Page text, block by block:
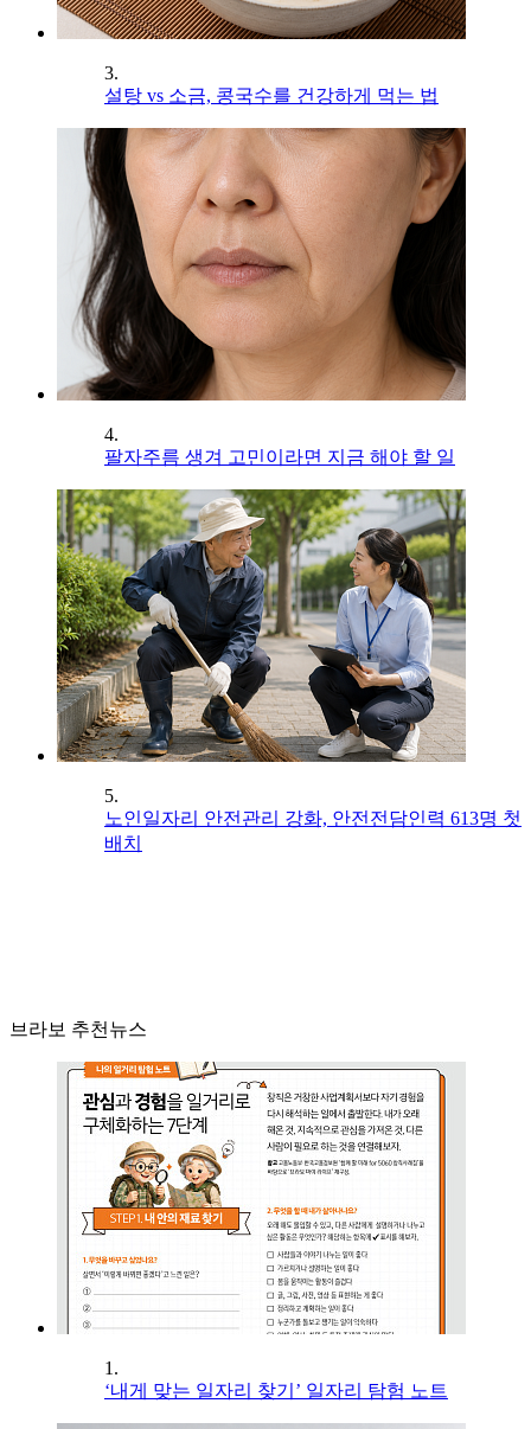
3.
설탕 vs 소금, 콩국수를 건강하게 먹는 법
4.
팔자주름 생겨 고민이라면 지금 해야 할 일
5.
노인일자리 안전관리 강화, 안전전담인력 613명 첫
배치
브라보 추천뉴스
1.
‘내게 맞는 일자리 찾기’ 일자리 탐험 노트